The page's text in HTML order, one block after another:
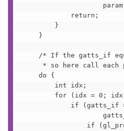
            return;
        }
    }
/* If the gatts_if
* so here call each
    do {
        int idx;
for (idx = 0;
if (gatts_if
if